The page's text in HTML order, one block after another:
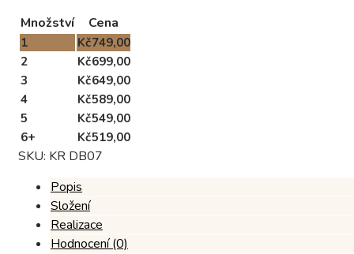
množství
Množství Cena
1 Kč749,00
2
Kč699,00
3
Kč649,00
4
Kč589,00
5
Kč549,00
6+
Kč519,00
SKU: KR DB07
Popis
Složení
Realizace
Hodnocení (0)